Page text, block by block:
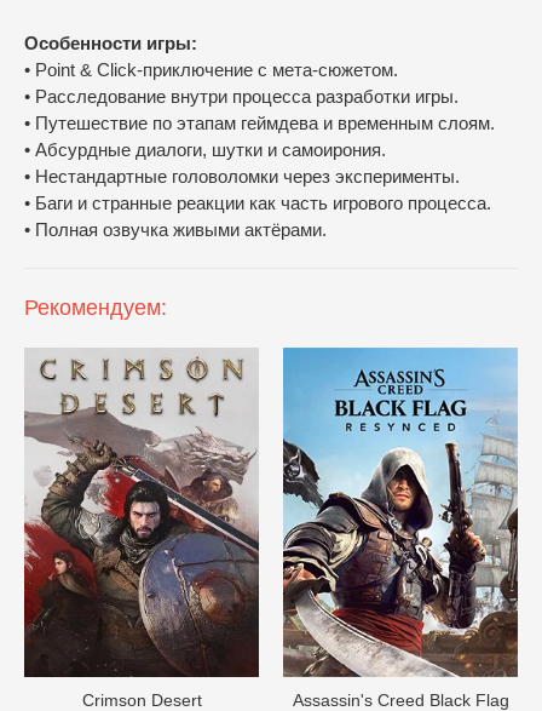
Особенности игры:
• Point & Click-приключение с мета-сюжетом.
• Расследование внутри процесса разработки игры.
• Путешествие по этапам геймдева и временным слоям.
• Абсурдные диалоги, шутки и самоирония.
• Нестандартные головоломки через эксперименты.
• Баги и странные реакции как часть игрового процесса.
• Полная озвучка живыми актёрами.
Рекомендуем:
Crimson Desert
Assassin's Creed Black Flag